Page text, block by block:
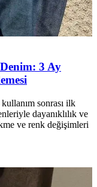
3 Ay
sonrası ilk
dayanıklılık ve
ve renk değişimleri